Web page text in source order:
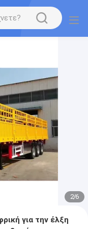
2/6
για την έλξη